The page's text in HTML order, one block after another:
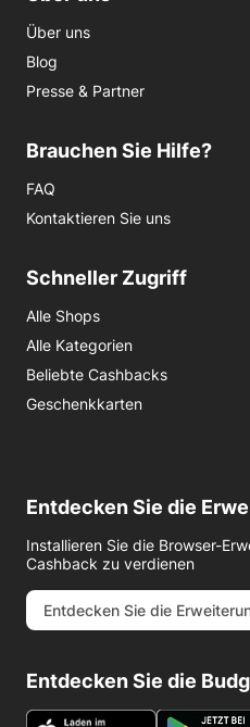
Über uns
Blog
Presse & Partner
Brauchen Sie Hilfe?
FAQ
Kontaktieren Sie uns
Schneller Zugriff
Alle Shops
Alle Kategorien
Beliebte Cashbacks
Geschenkkarten
Entdecken Sie die
Installieren Sie die Browser-
Cashback zu verdienen
Entdecken Sie die
Entdecken Sie die